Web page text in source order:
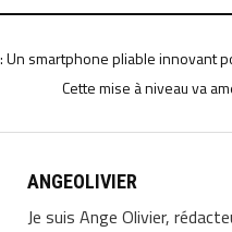
Un smartphone pliable innovant
Cette mise à niveau va
ANGEOLIVIER
Je suis Ange Olivier,